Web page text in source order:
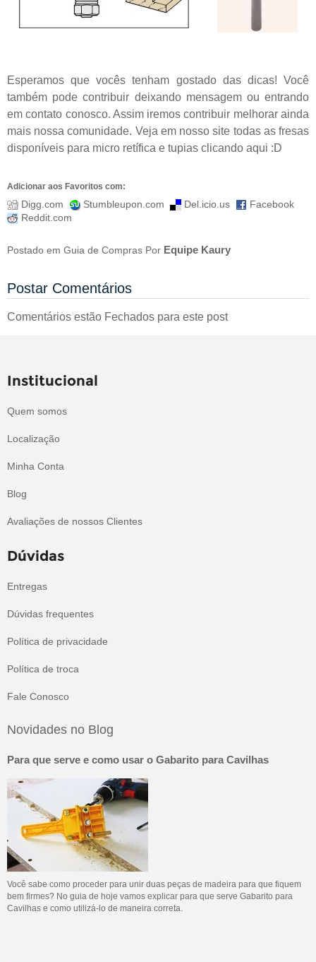
Esperamos que vocês tenham gostado das dicas! Você
também pode contribuir deixando mensagem ou entrando
em contato conosco. Assim iremos contribuir melhorar ainda
mais nossa comunidade. Veja em nosso site todas as fresas
disponíveis para micro retífica e tupias clicando aqui :D
Adicionar aos Favoritos com:
Digg.com Stumbleupon.com Del.icio.us
Facebook
Reddit.com
Postado em Guia de Compras Por Equipe Kaury
Postar Comentários
Comentários estão Fechados para este post
Institucional
Quem somos
Localização
Minha Conta
Blog
Avaliações de nossos Clientes
Dúvidas
Entregas
Dúvidas frequentes
Política de privacidade
Política de troca
Fale Conosco
Novidades no Blog
Para que serve e como usar o Gabarito para Cavilhas
Você sabe como proceder para unir duas peças de madeira para que fiquem
bem firmes? No guia de hoje vamos explicar para que serve Gabarito para
Cavilhas e como utilizá-lo de maneira correta.